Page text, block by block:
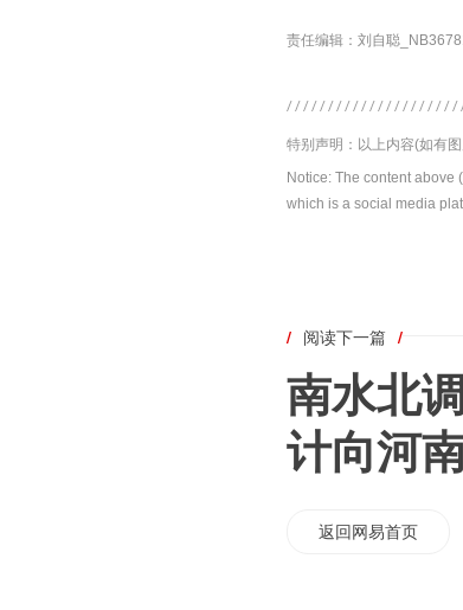
责任编辑：刘自聪
特别声明：以上内容(如有
Notice: The content above
which is a social media
/ 阅读下一篇 /
南水北
计向河
返回网易首页